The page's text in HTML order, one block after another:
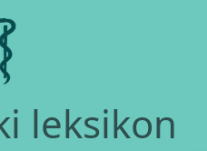
leksikon